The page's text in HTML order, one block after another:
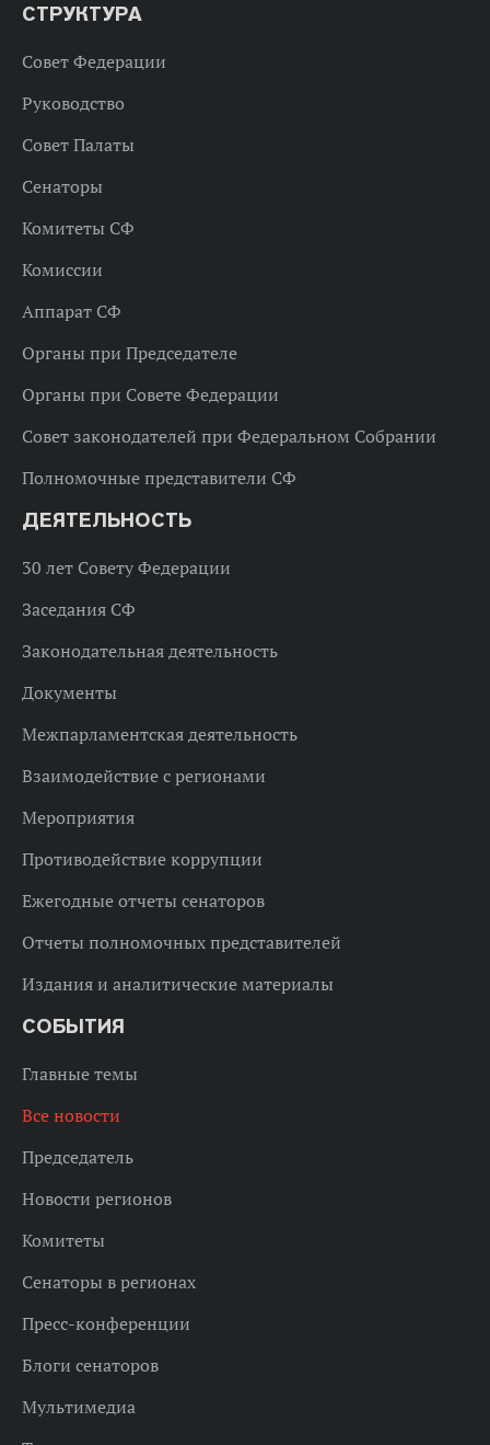
СТРУКТУРА
Совет Федерации
Руководство
Совет Палаты
Сенаторы
Комитеты СФ
Комиссии
Аппарат СФ
Органы при Председателе
Органы при Совете Федерации
Совет законодателей при Федеральном Собрании
Полномочные представители СФ
ДЕЯТЕЛЬНОСТЬ
30 лет Совету Федерации
Заседания СФ
Законодательная деятельность
Документы
Межпарламентская деятельность
Взаимодействие с регионами
Мероприятия
Противодействие коррупции
Ежегодные отчеты сенаторов
Отчеты полномочных представителей
Издания и аналитические материалы
СОБЫТИЯ
Главные темы
Все новости
Председатель
Новости регионов
Комитеты
Сенаторы в регионах
Пресс-конференции
Блоги сенаторов
Мультимедиа